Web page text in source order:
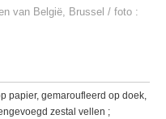
van België, Brussel / foto :
papier, gemaroufleerd op doek,
zestal vellen ;